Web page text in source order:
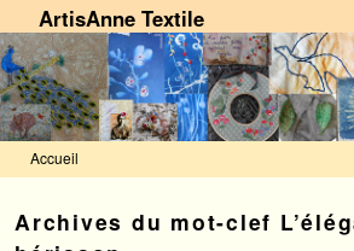
ArtisAnne Textile
Accueil
Archives du mot-clef